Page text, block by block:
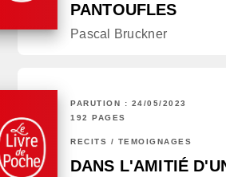
PANTOUFLES
Pascal Bruckner
PARUTION : 24/05/2023
192 PAGES
RÉCITS / TÉMOIGNAGES
DANS L'AMITIÉ